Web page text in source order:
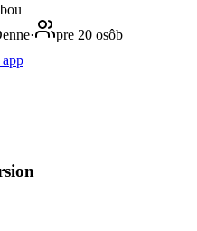
·
pre 20 osôb